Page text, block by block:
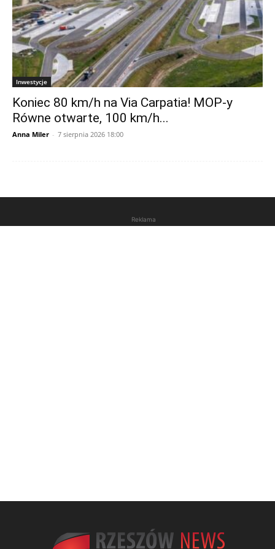
Inwestycje
Koniec 80 km/h na Via Carpatia! MOP-y
Równe otwarte, 100 km/h...
Anna Miler - 7 sierpnia 2026 18:00
Reklama